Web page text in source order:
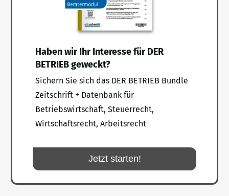
Haben wir Ihr Interesse für DER
BETRIEB geweckt?
Sichern Sie sich das DER BETRIEB Bundle
Zeitschrift + Datenbank für
Betriebswirtschaft, Steuerrecht,
Wirtschaftsrecht, Arbeitsrecht
Jetzt starten!